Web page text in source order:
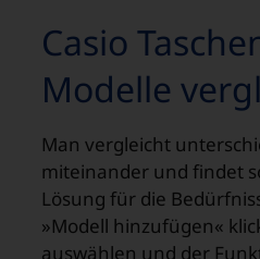
Casio
Modelle
Man vergleicht
miteinander und findet
Lösung für die
»Modell hinzufügen«
auswählen und der